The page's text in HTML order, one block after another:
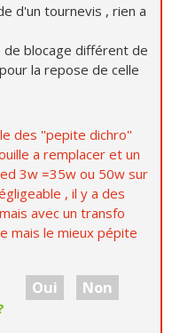
d'un tournevis , rien a
blocage différent de
la repose de celle
des ''pepite dichro''
a remplacer et un
3w =35w ou 50w sur
, il y a des
avec un transfo
mais le mieux pépite
Oui Non